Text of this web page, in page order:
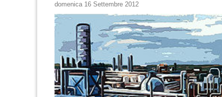
domenica 16 Settembre 2012